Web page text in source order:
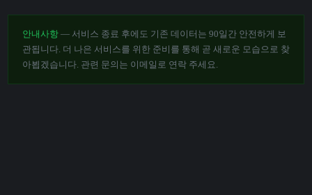
안내사항 — 서비스 종료 후에도 기존 데이터는 90일간 안전하게 보
관됩니다. 더 나은 서비스를 위한 준비를 통해 곧 새로운 모습으로 찾
아뵙겠습니다. 관련 문의는 이메일로 연락 주세요.